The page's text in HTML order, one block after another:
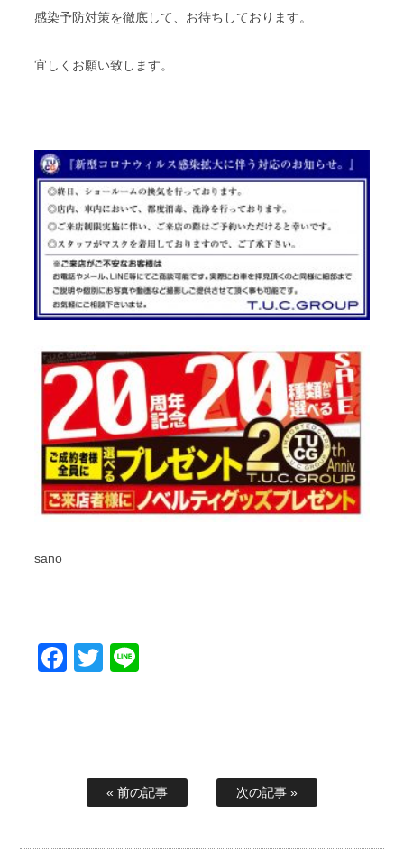
感染予防対策を徹底して、お待ちしております。
宜しくお願い致します。
sano
Facebook
Twitter
« 前の記事 次の記事 »